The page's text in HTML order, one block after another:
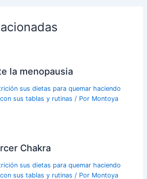
la menopausia
sus dietas para quemar haciendo
sus tablas y rutinas / Por Montoya
Chakra
sus dietas para quemar haciendo
sus tablas y rutinas / Por Montoya